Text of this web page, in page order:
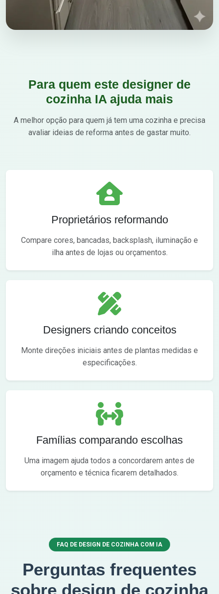
Para quem este designer de
cozinha IA ajuda mais
A melhor opção para quem já tem uma cozinha e precisa
avaliar ideias de reforma antes de gastar muito.
Proprietários reformando
Compare cores, bancadas, backsplash, iluminação e
ilha antes de lojas ou orçamentos.
Designers criando conceitos
Monte direções iniciais antes de plantas medidas e
especificações.
Famílias comparando escolhas
Uma imagem ajuda todos a concordarem antes de
orçamento e técnica ficarem detalhados.
FAQ DE DESIGN DE COZINHA COM IA
Perguntas frequentes
sobre design de cozinha